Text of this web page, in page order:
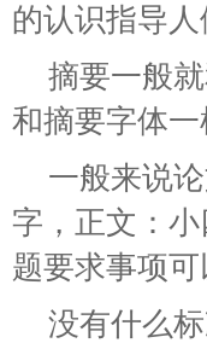
的认识指导
摘要一般
和摘要字体
一般来说
字，正文：
题要求事项可
没有什么